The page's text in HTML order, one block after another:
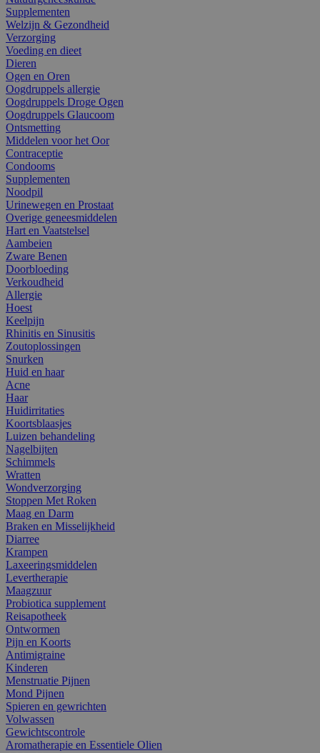
Supplementen
Welzijn & Gezondheid
Verzorging
Voeding en dieet
Dieren
Ogen en Oren
Oogdruppels allergie
Oogdruppels Droge Ogen
Oogdruppels Glaucoom
Ontsmetting
Middelen voor het Oor
Contraceptie
Condooms
Supplementen
Noodpil
Urinewegen en Prostaat
Overige geneesmiddelen
Hart en Vaatstelsel
Aambeien
Zware Benen
Doorbloeding
Verkoudheid
Allergie
Hoest
Keelpijn
Rhinitis en Sinusitis
Zoutoplossingen
Snurken
Huid en haar
Acne
Haar
Huidirritaties
Koortsblaasjes
Luizen behandeling
Nagelbijten
Schimmels
Wratten
Wondverzorging
Stoppen Met Roken
Maag en Darm
Braken en Misselijkheid
Diarree
Krampen
Laxeeringsmiddelen
Levertherapie
Maagzuur
Probiotica supplement
Reisapotheek
Ontwormen
Pijn en Koorts
Antimigraine
Kinderen
Menstruatie Pijnen
Mond Pijnen
Spieren en gewrichten
Volwassen
Gewichtscontrole
Aromatherapie en Essentiele Olien